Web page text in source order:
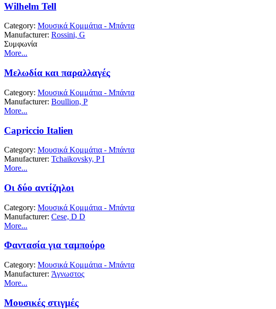
Wilhelm Tell
Category: Μουσικά Κομμάτια - Μπάντα
Manufacturer: Rossini, G
Συμφωνία
More...
Μελωδία και παραλλαγές
Category: Μουσικά Κομμάτια - Μπάντα
Manufacturer: Boullion, P
More...
Capriccio Italien
Category: Μουσικά Κομμάτια - Μπάντα
Manufacturer: Tchaikovsky, P I
More...
Οι δύο αντίζηλοι
Category: Μουσικά Κομμάτια - Μπάντα
Manufacturer: Cese, D D
More...
Φαντασία για ταμπούρο
Category: Μουσικά Κομμάτια - Μπάντα
Manufacturer: Άγνωστος
More...
Μουσικές στιγμές